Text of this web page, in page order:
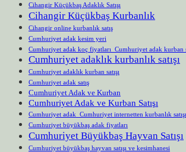
Cihangir Küçükbaş Adaklık Satışı
Cihangir Küçükbaş Kurbanlık
Cihangir online kurbanlık satış
Cumhuriyet adak kesim yeri
Cumhuriyet adak koç fiyatları Cumhuriyet adak kurban
Cumhuriyet adaklık kurbanlık satışı
Cumhuriyet adaklık kurban satışı
Cumhuriyet adak satış
Cumhuriyet Adak ve Kurban
Cumhuriyet Adak ve Kurban Satışı
Cumhuriyet adak Cumhuriyet internetten kurbanlık satışı
Cumhuriyet büyükbaş adak fiyatları
Cumhuriyet Büyükbaş Hayvan Satışı
Cumhuriyet büyükbaş hayvan satışı ve kesimhanesi